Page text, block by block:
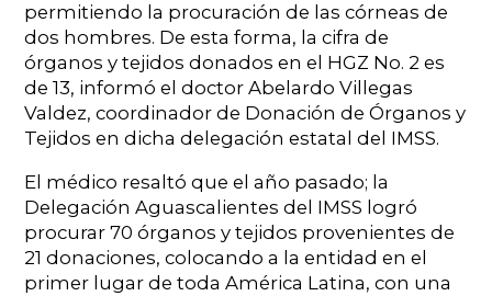
permitiendo la procuración de las córneas de
dos hombres. De esta forma, la cifra de
órganos y tejidos donados en el HGZ No. 2 es
de 13, informó el doctor Abelardo Villegas
Valdez, coordinador de Donación de Órganos y
Tejidos en dicha delegación estatal del IMSS.
El médico resaltó que el año pasado; la
Delegación Aguascalientes del IMSS logró
procurar 70 órganos y tejidos provenientes de
21 donaciones, colocando a la entidad en el
primer lugar de toda América Latina, con una